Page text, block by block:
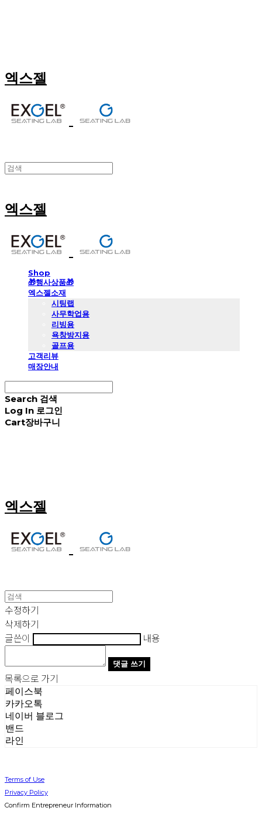
엑스젤
엑스젤
Shop
🎁행사상품🎁
엑스젤소재
시팅랩
사무학업용
리빙용
욕창방지용
골프용
고객리뷰
매장안내
Search 검색
Log In 로그인
Cart장바구니
엑스젤
수정하기
삭제하기
글쓴이
내용
댓글 쓰기
목록으로 가기
페이스북
카카오톡
네이버 블로그
밴드
라인
Terms of Use
Privacy Policy
Confirm Entrepreneur Information